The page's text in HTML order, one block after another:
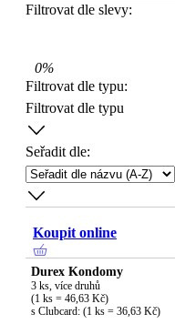
Filtrovat dle slevy:
0%
Filtrovat dle typu:
Filtrovat dle typu
Seřadit dle:
Koupit online
Durex Kondomy
3 ks, více druhů
(1 ks = 46,63 Kč)
s Clubcard: (1 ks = 36,63 Kč)